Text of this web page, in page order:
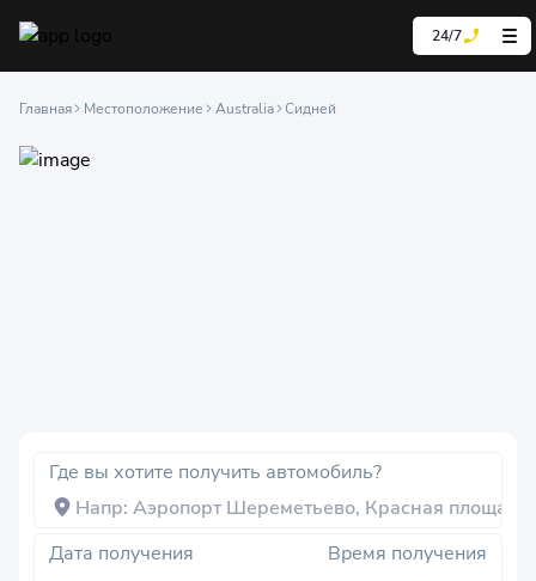
24/7
Главная Местоположение Australia Сидней
Где вы хотите получить автомобиль?
Дата получения
Время получения